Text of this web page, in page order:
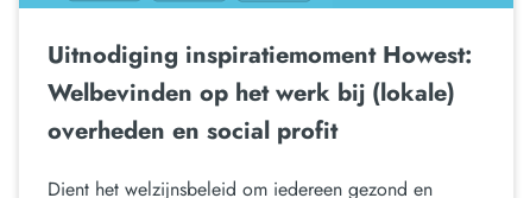
Uitnodiging inspiratiemoment Howest:
Welbevinden op het werk bij (lokale)
overheden en social profit
Dient het welzijnsbeleid om iedereen gezond en